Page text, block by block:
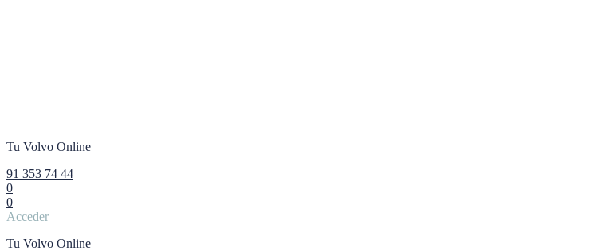
Tu Volvo Online
91 353 74 44
0
0
Acceder
Tu Volvo Online